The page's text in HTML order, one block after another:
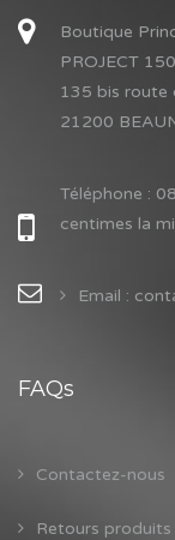
Boutique
PROJECT 150
135 bis route
21200
Téléphone :
centimes la
Email :
FAQs
Contactez-nous
Retours produits